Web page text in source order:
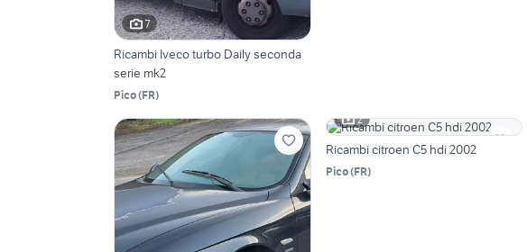
7
Ricambi Iveco turbo Daily seconda
serie mk2
Pico(FR)
2
Ricambi citroen C5 hdi 2002
Pico(FR)